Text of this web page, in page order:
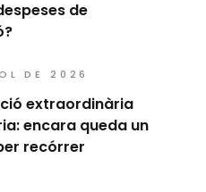
de
DE 2026
extraordinària
encara queda un
recórrer